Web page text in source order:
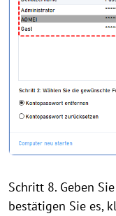
Schritt 8. Geben
bestätigen Sie es,